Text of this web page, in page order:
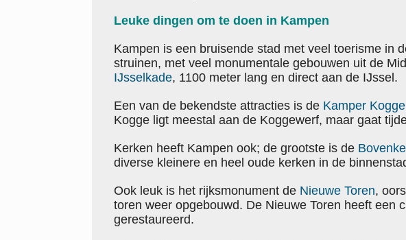
Leuke dingen om te doen in Kampen
Kampen is een bruisende stad met veel toerisme in
struinen, met veel monumentale gebouwen uit de
IJsselkade, 1100 meter lang en direct aan de IJssel.
Een van de bekendste attracties is de Kamper Kogge
Kogge ligt meestal aan de Koggewerf, maar gaat
Kerken heeft Kampen ook; de grootste is de
diverse kleinere en heel oude kerken in de
Ook leuk is het rijksmonument de Nieuwe Toren,
toren weer opgebouwd. De Nieuwe Toren heeft een
gerestaureerd.